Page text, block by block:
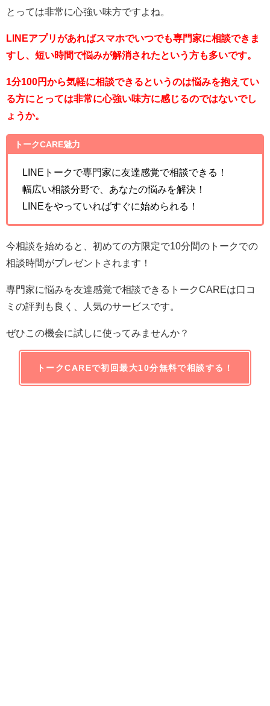
とっては非常に心強い味方ですよね。
LINEアプリがあればスマホでいつでも専門家に相談できま
すし、短い時間で悩みが解消されたという方も多いです。
1分100円から気軽に相談できるというのは悩みを抱えてい
る方にとっては非常に心強い味方に感じるのではないでし
ょうか。
トークCARE魅力
LINEトークで専門家に友達感覚で相談できる！
幅広い相談分野で、あなたの悩みを解決！
LINEをやっていればすぐに始められる！
今相談を始めると、初めての方限定で10分間のトークでの
相談時間がプレゼントされます！
専門家に悩みを友達感覚で相談できるトークCAREは口コ
ミの評判も良く、人気のサービスです。
ぜひこの機会に試しに使ってみませんか？
トークCAREで初回最大10分無料で相談する！